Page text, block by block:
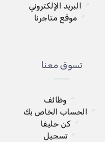
البريد الإلكتروني
موقع متاجرنا
تسوق معنا
وظائف
الحساب الخاص بك
كن حليفا
تسجيل